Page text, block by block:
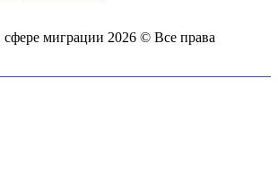
миграции 2026 © Все права